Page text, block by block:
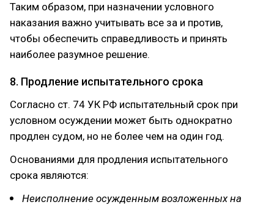
Таким образом, при назначении условного
наказания важно учитывать все за и против,
чтобы обеспечить справедливость и принять
наиболее разумное решение.
8. Продление испытательного срока
Согласно ст. 74 УК РФ испытательный срок при
условном осуждении может быть однократно
продлен судом, но не более чем на один год.
Основаниями для продления испытательного
срока являются:
Неисполнение осужденным возложенных на